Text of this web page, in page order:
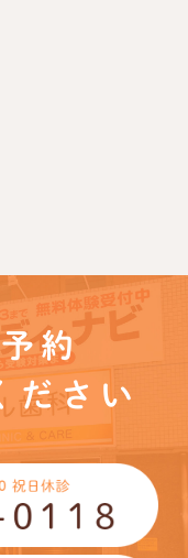
約
ださい